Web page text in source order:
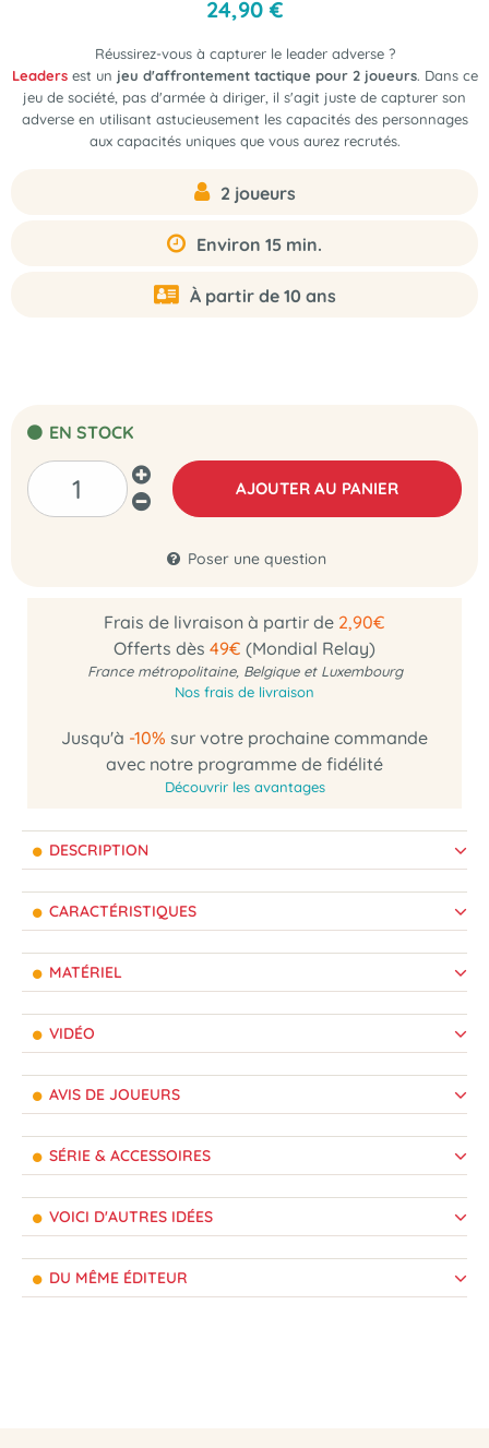
24,90 €
Réussirez-vous à capturer le leader adverse ?
Leadersest un jeu d'affrontement tactique pour 2 joueurs. Dans ce
jeu de société, pas d'armée à diriger, il s'agit juste de capturer son
adverse en utilisant astucieusement les capacités des personnages
aux capacités uniques que vous aurez recrutés.
2 joueurs
Environ 15 min.
À partir de 10 ans
EN STOCK
AJOUTER AU PANIER
Poser une question
Frais de livraison à partir de 2,90€
Offerts dès 49€ (Mondial Relay)
France métropolitaine, Belgique et Luxembourg
Nos frais de livraison
Jusqu'à -10% sur votre prochaine commande
avec notre programme de fidélité
Découvrir les avantages
DESCRIPTION
CARACTÉRISTIQUES
MATÉRIEL
VIDÉO
AVIS DE JOUEURS
SÉRIE & ACCESSOIRES
VOICI D'AUTRES IDÉES
DU MÊME ÉDITEUR